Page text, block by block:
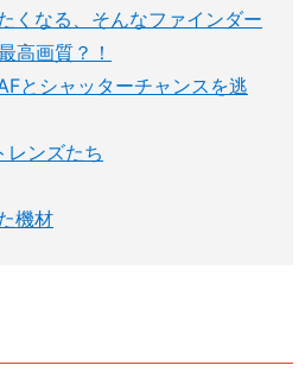
くなる、そんなファインダー
高画質？！
とシャッターチャンスを逃
レンズたち
機材